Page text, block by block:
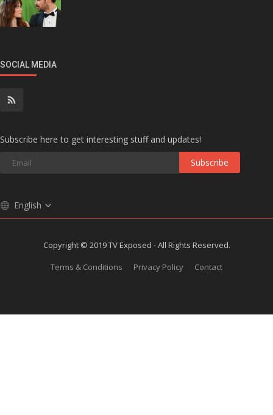
SOCIAL MEDIA
Subscribe here to get interesting stuff and updates!
Subscribe
English
Copyright © 2019 TV Exposed - All Rights Reserved.
Terms & Conditions
Privacy Policy Contact